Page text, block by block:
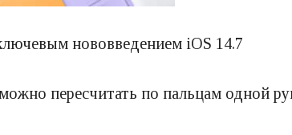
нововведением iOS 14.7
пересчитать по пальцам одной